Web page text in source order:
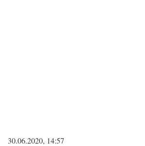
30.06.2020, 14:57